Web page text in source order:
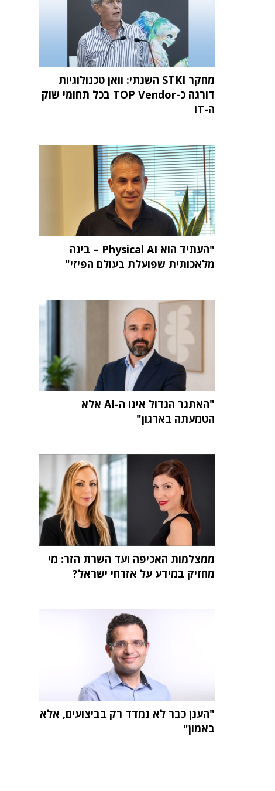
מחקר STKI השנתי: וואן טכנולוגיות
דורגה כ-TOP Vendor בכל תחומי שוק
ה-IT
"העתיד הוא Physical AI – בינה
מלאכותית שפועלת בעולם הפיזי"
"האתגר הגדול אינו ה-AI אלא
הטמעתה בארגון"
ממצלמות האכיפה ועד השרת הזר: מי
מחזיק במידע על אזרחי ישראל?
"הענן כבר לא נמדד רק בביצועים, אלא
באמון"